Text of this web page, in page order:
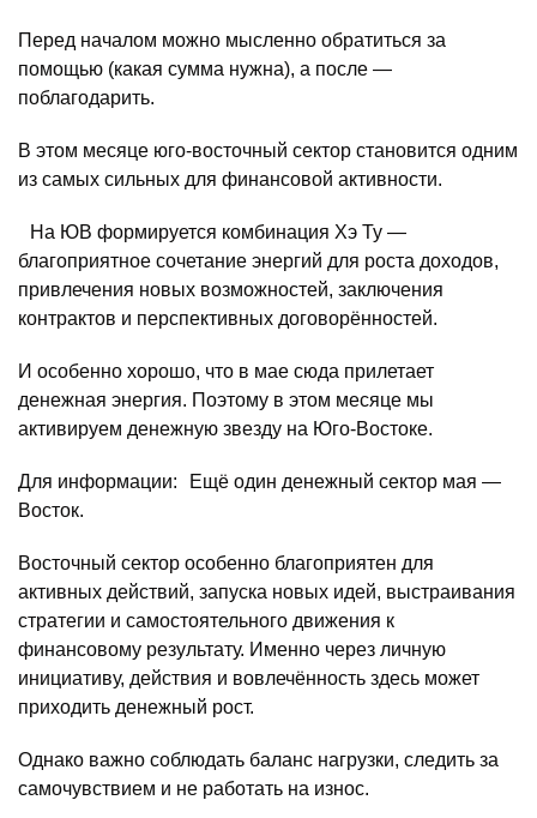
Перед началом можно мысленно обратиться за
помощью (какая сумма нужна), а после —
поблагодарить.
В этом месяце юго-восточный сектор становится одним
из самых сильных для финансовой активности.
На ЮВ формируется комбинация Хэ Ту —
благоприятное сочетание энергий для роста доходов,
привлечения новых возможностей, заключения
контрактов и перспективных договорённостей.
И особенно хорошо, что в мае сюда прилетает
денежная энергия. Поэтому в этом месяце мы
активируем денежную звезду на Юго-Востоке.
Для информации: Ещё один денежный сектор мая —
Восток.
Восточный сектор особенно благоприятен для
активных действий, запуска новых идей, выстраивания
стратегии и самостоятельного движения к
финансовому результату. Именно через личную
инициативу, действия и вовлечённость здесь может
приходить денежный рост.
Однако важно соблюдать баланс нагрузки, следить за
самочувствием и не работать на износ.